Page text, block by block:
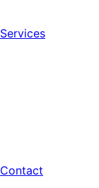
Services
Contact